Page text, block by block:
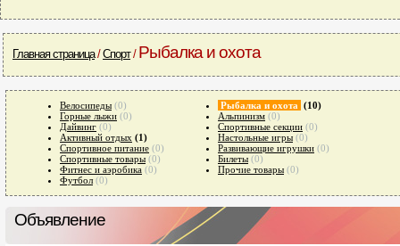
Главная страница/Спорт/ Рыбалка и охота
Велосипеды (0)
Горные лыжи (0)
Дайвинг (0)
Активный отдых (1)
Спортивное питание (0)
Спортивные товары (0)
Фитнес и аэробика (0)
Футбол (0)
Рыбалка и охота (10)
Альпинизм (0)
Спортивные секции (0)
Настольные игры (0)
Развивающие игрушки (0)
Билеты (0)
Прочие товары (0)
Объявление